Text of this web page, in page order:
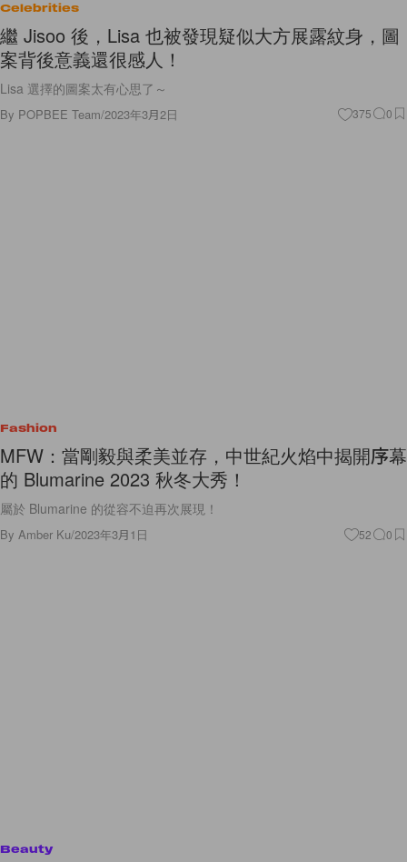
Celebrities
繼 Jisoo 後，Lisa 也被發現疑似大方展露紋身，圖
案背後意義還很感人！
Lisa 選擇的圖案太有心思了～
By POPBEE Team/2023年3月2日 375 0
Fashion
MFW：當剛毅與柔美並存，中世紀火焰中揭開序幕
的 Blumarine 2023 秋冬大秀！
屬於 Blumarine 的從容不迫再次展現！
By Amber Ku/2023年3月1日 52 0
Beauty